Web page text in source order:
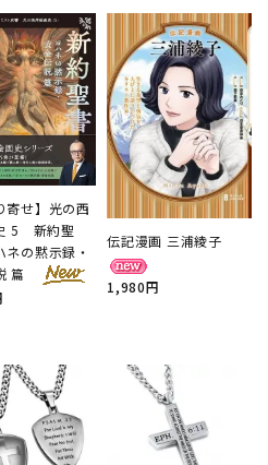
寄せ】光の西
5 新約聖
の黙示録・
篇
伝記漫画 三浦綾子
1,980円